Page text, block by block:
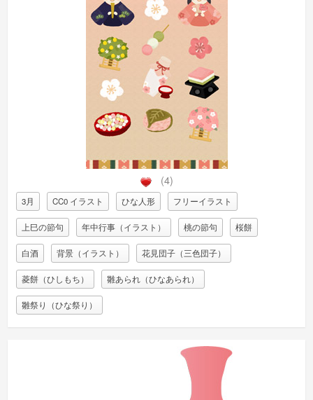
(4)
3月 CC0 イラスト ひな人形 フリーイラスト
上巳の節句 年中行事（イラスト） 桃の節句 桜餅
白酒 背景（イラスト） 花見団子（三色団子）
菱餅（ひしもち） 雛あられ（ひなあられ）
雛祭り（ひな祭り）